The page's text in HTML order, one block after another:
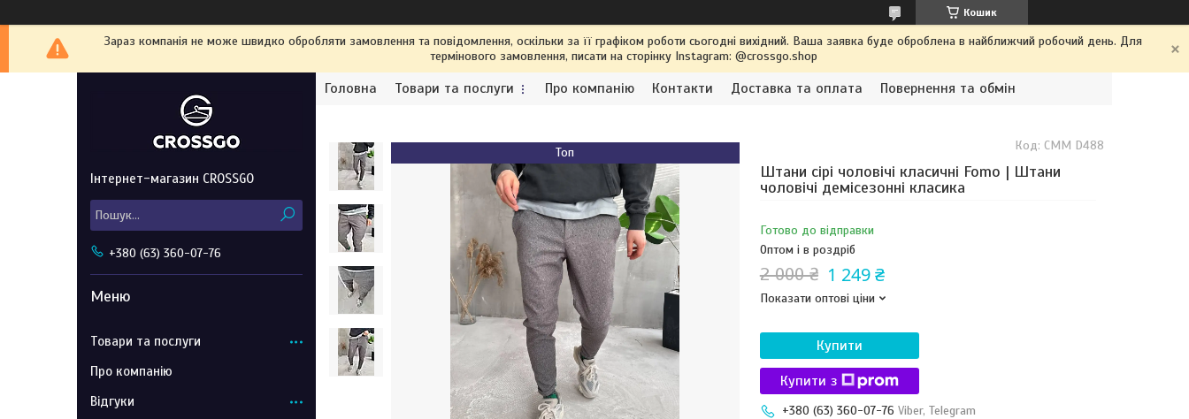
Кошик
Зараз компанія не може швидко обробляти замовлення та повідомлення, оскільки за її графіком роботи сьогодні вихідний. Ваша заявка буде оброблена в найближчий робочий день. Для
термінового замовлення, писати на сторінку Instagram: @crossgo.shop
Головна Товари та послуги Про компанію Контакти Доставка та оплата Повернення та обмін
Топ
Штани сірі чоловічі класичні Fomo | Штани
чоловічі демісезонні класика
Готово до відправки
Оптом і в роздріб
Код: СММ D488
2 000 ₴ 1 249 ₴
Показати оптові ціни
Купити
Купити з
+380 (63) 360-07-76 Viber, Telegram
Інтернет-магазин CROSSGO
+380 (63) 360-07-76
Товари та послуги
Про компанію
Відгуки